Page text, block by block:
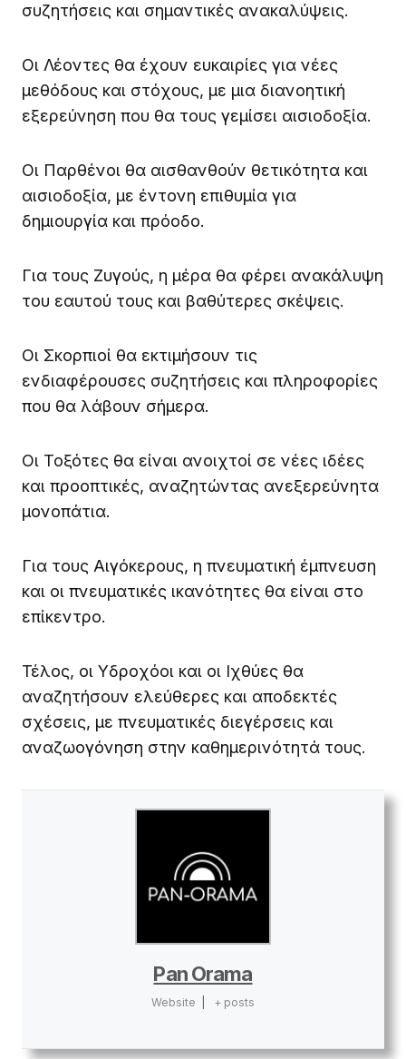
συζητήσεις και σημαντικές ανακαλύψεις.
Οι Λέοντες θα έχουν ευκαιρίες για νέες
μεθόδους και στόχους, με μια διανοητική
εξερεύνηση που θα τους γεμίσει αισιοδοξία.
Οι Παρθένοι θα αισθανθούν θετικότητα και
αισιοδοξία, με έντονη επιθυμία για
δημιουργία και πρόοδο.
Για τους Ζυγούς, η μέρα θα φέρει ανακάλυψη
του εαυτού τους και βαθύτερες σκέψεις.
Οι Σκορπιοί θα εκτιμήσουν τις
ενδιαφέρουσες συζητήσεις και πληροφορίες
που θα λάβουν σήμερα.
Οι Τοξότες θα είναι ανοιχτοί σε νέες ιδέες
και προοπτικές, αναζητώντας ανεξερεύνητα
μονοπάτια.
Για τους Αιγόκερους, η πνευματική έμπνευση
και οι πνευματικές ικανότητες θα είναι στο
επίκεντρο.
Τέλος, οι Υδροχόοι και οι Ιχθύες θα
αναζητήσουν ελεύθερες και αποδεκτές
σχέσεις, με πνευματικές διεγέρσεις και
αναζωογόνηση στην καθημερινότητά τους.
Pan Orama
Website + posts